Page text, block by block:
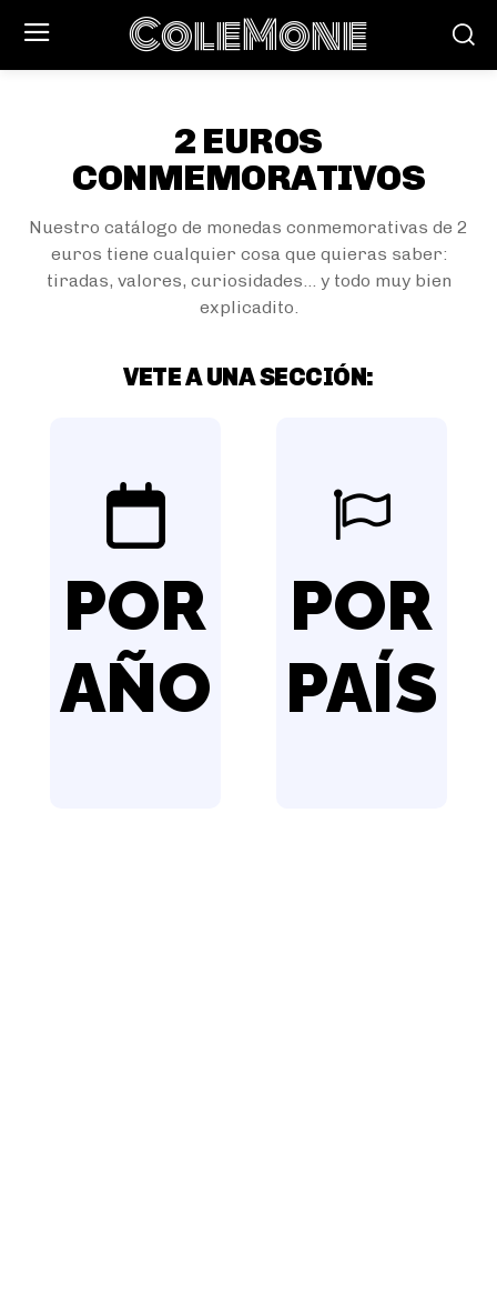
ColeMone
2 EUROS
CONMEMORATIVOS
Nuestro catálogo de monedas conmemorativas de 2
euros tiene cualquier cosa que quieras saber:
tiradas, valores, curiosidades... y todo muy bien
explicadito.
VETE A UNA SECCIÓN:
POR
AÑO
POR
PAÍS